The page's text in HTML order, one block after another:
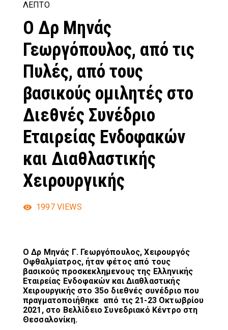
ΛΕΠΤΌ
Ο Δρ Μηνάς
Γεωργόπουλος, από τις
Πυλές, από τους
βασικούς ομιλητές στο
Διεθνές Συνέδριο
Εταιρείας Ενδοφακών
και Διαθλαστικής
Χειρουργικής
1997 VIEWS
Ο Δρ Μηνάς Γ. Γεωργόπουλος, Χειρουργός
Οφθαλμίατρος, ήταν φέτος από τους
βασικούς προσκεκλημενους της Ελληνικής
Εταιρείας Ενδοφακών και Διαθλαστικής
Χειρουργικής στο 35ο διεθνές συνέδριο που
πραγματοποιήθηκε από τις 21-23 Οκτωβρίου
2021, στο Βελλίδειο Συνεδριακό Κέντρο στη
Θεσσαλονίκη.